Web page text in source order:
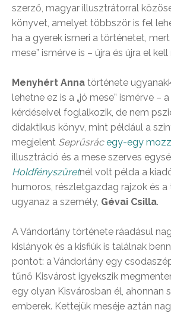
szerző, magyar illusztrátorral
könyvet, amelyet többször is fel
ha a gyerek ismeri a történetet, mert
mese” ismérve is – újra és újra el kell
Menyhért Anna története
lehetne ez is a „jó mese” ismérve –
kérdéseivel foglalkozik, de nem
didaktikus könyv, mint például a
megjelent Seprűsrác egy-egy
illusztráció és a mese szerves
Holdfényszüretnél volt példa a
humoros, részletgazdag rajzok és
ugyanaz a személy, Gévai Csilla.
A Vándorlány története ráadásul
kislányok és a kisfiúk is találnak
pontot: a Vándorlány egy
tűnő Kisvárost igyekszik
egy olyan Kisvárosban él, ahonnan
emberek. Kettejük meséje aztán